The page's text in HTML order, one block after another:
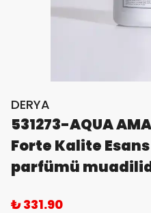
DERYA
531273-AQUA
Forte Kalite Esans
parfümü
₺ 331.90